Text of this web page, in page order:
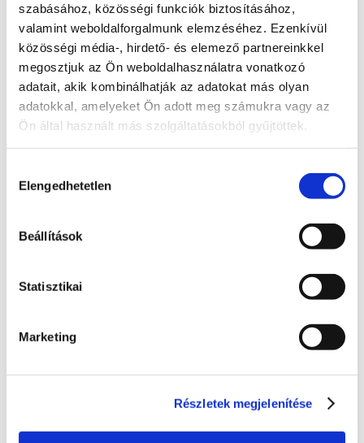
szabásához, közösségi funkciók biztosításához,
valamint weboldalforgalmunk elemzéséhez. Ezenkívül
közösségi média-, hirdető- és elemező partnereinkkel
megosztjuk az Ön weboldalhasználatra vonatkozó
adatait, akik kombinálhatják az adatokat más olyan
adatokkal, amelyeket Ön adott meg számukra vagy az
Ön által használt más szolgáltatásokból gyűjtöttek.
kiválasztása
Elengedhetetlen
Beállítások
Statisztikai
Marketing
Részletek megjelenítése
Teljes állapot lista megnyitása
A probléma megoldásához csatolt dokumentum(ok):
Hozzászóláshoz bejelentkezés szükséges
Bejelentkezés után azonnal csatlakozhatsz a
beszélgetéshez.
Státusz
melyik szakaszban tart.
2026. június 24., szerda
Dolgozunk a probléma megoldásán